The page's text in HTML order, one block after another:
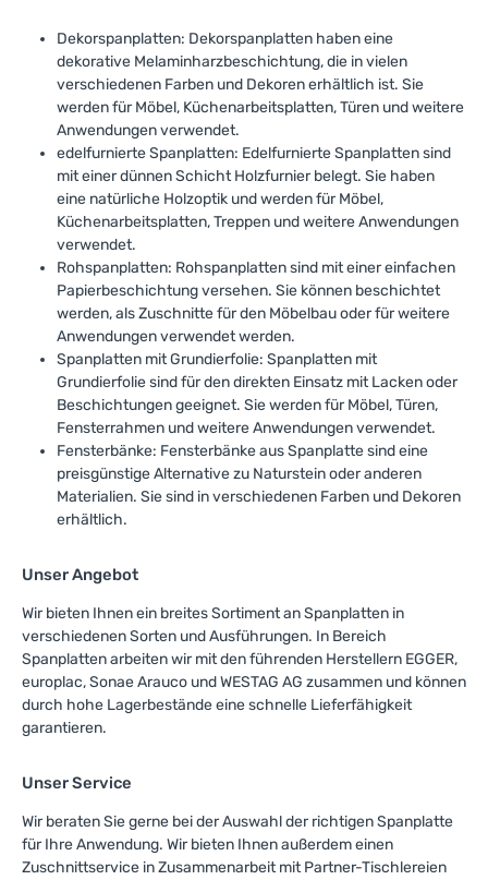
:
1
-
T
g
Dekorspanplatten: Dekorspanplatten haben eine
dekorative Melaminharzbeschichtung, die in vielen
verschiedenen Farben und Dekoren erhältlich ist. Sie
werden für Möbel, Küchenarbeitsplatten, Türen und weitere
Anwendungen verwendet.
edelfurnierte Spanplatten: Edelfurnierte Spanplatten sind
mit einer dünnen Schicht Holzfurnier belegt. Sie haben
eine natürliche Holzoptik und werden für Möbel,
Küchenarbeitsplatten, Treppen und weitere Anwendungen
verwendet.
Rohspanplatten: Rohspanplatten sind mit einer einfachen
Papierbeschichtung versehen. Sie können beschichtet
werden, als Zuschnitte für den Möbelbau oder für weitere
Anwendungen verwendet werden.
Spanplatten mit Grundierfolie: Spanplatten mit
Grundierfolie sind für den direkten Einsatz mit Lacken oder
Beschichtungen geeignet. Sie werden für Möbel, Türen,
Fensterrahmen und weitere Anwendungen verwendet.
Fensterbänke: Fensterbänke aus Spanplatte sind eine
preisgünstige Alternative zu Naturstein oder anderen
Materialien. Sie sind in verschiedenen Farben und Dekoren
erhältlich.
Unser Angebot
Wir bieten Ihnen ein breites Sortiment an Spanplatten in
verschiedenen Sorten und Ausführungen. In Bereich
Spanplatten arbeiten wir mit den führenden Herstellern EGGER,
europlac, Sonae Arauco und WESTAG AG zusammen und können
durch hohe Lagerbestände eine schnelle Lieferfähigkeit
garantieren.
Unser Service
Wir beraten Sie gerne bei der Auswahl der richtigen Spanplatte
für Ihre Anwendung. Wir bieten Ihnen außerdem einen
Zuschnittservice in Zusammenarbeit mit Partner-Tischlereien